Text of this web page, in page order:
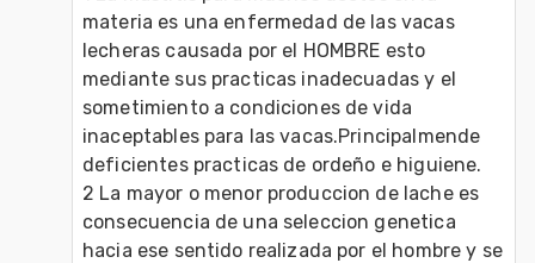
materia es una enfermedad de las vacas
lecheras causada por el HOMBRE esto
mediante sus practicas inadecuadas y el
sometimiento a condiciones de vida
inaceptables para las vacas.Principalmende
deficientes practicas de ordeño e higuiene.
2 La mayor o menor produccion de lache es
consecuencia de una seleccion genetica
hacia ese sentido realizada por el hombre y se